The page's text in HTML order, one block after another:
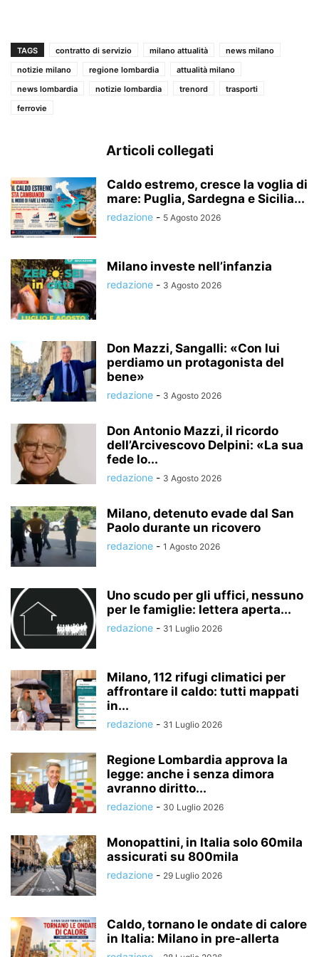
TAGS contratto di servizio milano attualità
news milano
notizie milano
regione lombardia
attualità milano
news lombardia
notizie lombardia trenord
trasporti
ferrovie
Articoli collegati
Caldo estremo, cresce la voglia di
mare: Puglia, Sardegna e Sicilia...
redazione - 5 Agosto 2026
Milano investe nell’infanzia
redazione - 3 Agosto 2026
Don Mazzi, Sangalli: «Con lui
perdiamo un protagonista del
bene»
redazione - 3 Agosto 2026
Don Antonio Mazzi, il ricordo
dell’Arcivescovo Delpini: «La sua
fede lo...
redazione - 3 Agosto 2026
Milano, detenuto evade dal San
Paolo durante un ricovero
redazione - 1 Agosto 2026
Uno scudo per gli uffici, nessuno
per le famiglie: lettera aperta...
redazione - 31 Luglio 2026
Milano, 112 rifugi climatici per
affrontare il caldo: tutti mappati
in...
redazione - 31 Luglio 2026
Regione Lombardia approva la
legge: anche i senza dimora
avranno diritto...
redazione - 30 Luglio 2026
Monopattini, in Italia solo 60mila
assicurati su 800mila
redazione - 29 Luglio 2026
Caldo, tornano le ondate di calore
in Italia: Milano in pre-allerta